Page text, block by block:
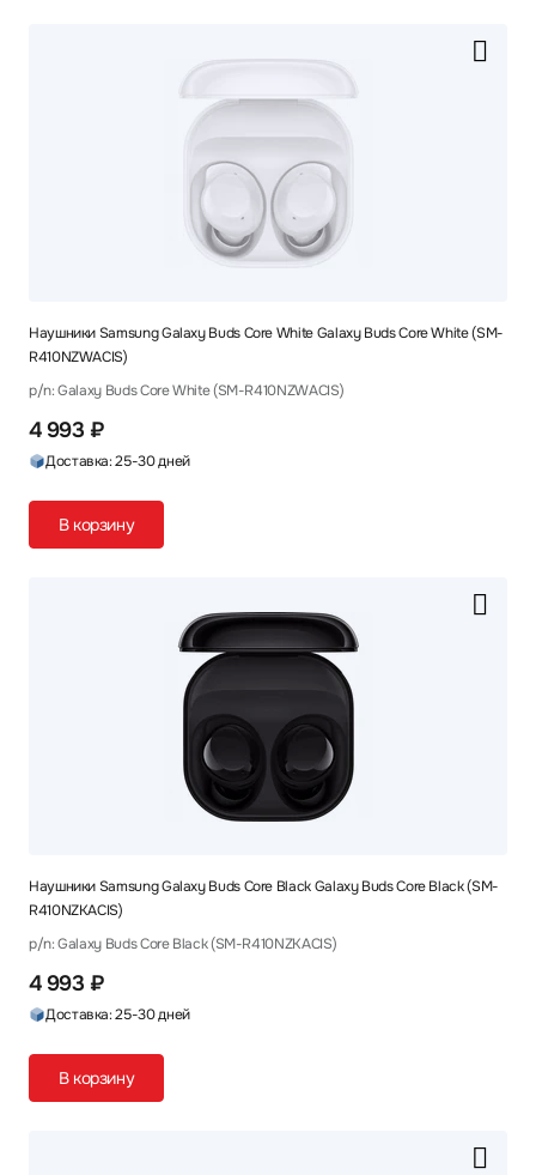
Наушники Samsung Galaxy Buds Core White Galaxy Buds Core White (SM-
R410NZWACIS)
p/n: Galaxy Buds Core White (SM-R410NZWACIS)
4 993 ₽
Доставка: 25-30 дней
В корзину
Наушники Samsung Galaxy Buds Core Black Galaxy Buds Core Black (SM-
R410NZKACIS)
p/n: Galaxy Buds Core Black (SM-R410NZKACIS)
4 993 ₽
Доставка: 25-30 дней
В корзину